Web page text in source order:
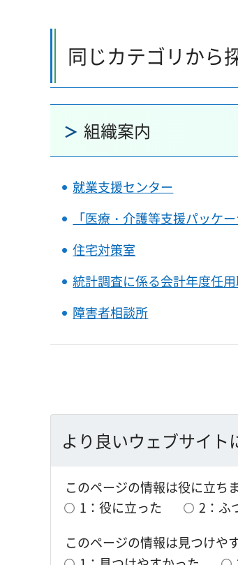
同じカテゴリから
組織案内
就業支援センター
「医療・介護等支援パッケ
住宅対策室
統計調査に係る会計年度任
障害者相談所
より良いウェブサイ
このページの情報は役に立ち
1：役に立った
2：ふ
このページの情報は見つけや